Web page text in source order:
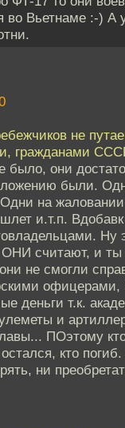
во Вьетнаме :-) А
не
гражданами
было, они
были.
на
и.т.п.
Ну
ОНИ считают, и ты
не смогли
офицерами,
деньги т.к.
и
ПОэтому
кто
ни